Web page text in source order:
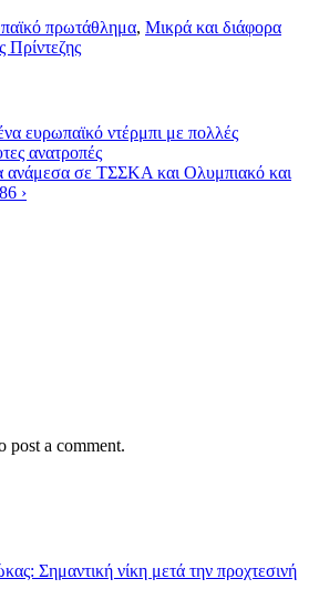
πρωτάθλημα, Μικρά και διάφορα
Πρίντεζης
ευρωπαϊκό ντέρμπι με πολλές
ανατροπές
ανάμεσα σε ΤΣΣΚΑ και Ολυμπιακό και
›
post a comment.
Σημαντική νίκη μετά την προχτεσινή